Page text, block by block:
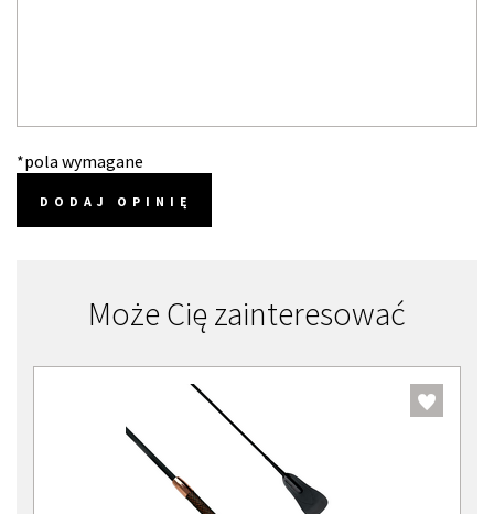
*pola wymagane
DODAJ OPINIĘ
Może Cię zainteresować